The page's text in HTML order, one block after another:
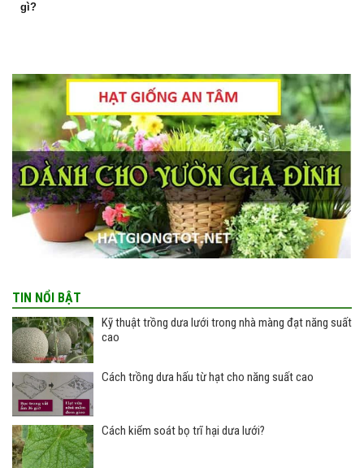
gì?
TIN NỔI BẬT
Kỹ thuật trồng dưa lưới trong nhà màng đạt năng suất
cao
Cách trồng dưa hấu từ hạt cho năng suất cao
Cách kiểm soát bọ trĩ hại dưa lưới?